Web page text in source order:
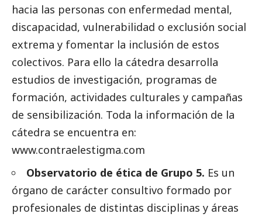
hacia las personas con enfermedad mental,
discapacidad, vulnerabilidad o exclusión social
extrema y fomentar la inclusión de estos
colectivos. Para ello la cátedra desarrolla
estudios de investigación, programas de
formación, actividades culturales y campañas
de sensibilización. Toda la información de la
cátedra se encuentra en:
www.contraelestigma.com
Observatorio de ética de Grupo 5. Es un
órgano de carácter consultivo formado por
profesionales de distintas disciplinas y áreas